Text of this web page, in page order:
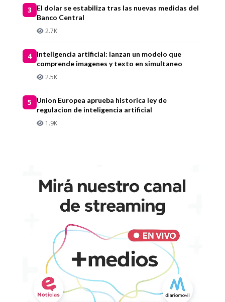
3
El dolar se estabiliza tras las nuevas medidas del
Banco Central
2.7K
4
Inteligencia artificial: lanzan un modelo que
comprende imagenes y texto en simultaneo
2.5K
5
Union Europea aprueba historica ley de
regulacion de inteligencia artificial
1.9K